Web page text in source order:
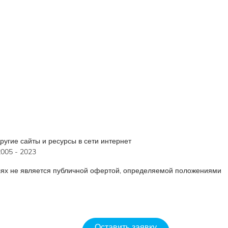
сайты и ресурсы в сети интернет
- 2023
не является публичной офертой, определяемой положениями